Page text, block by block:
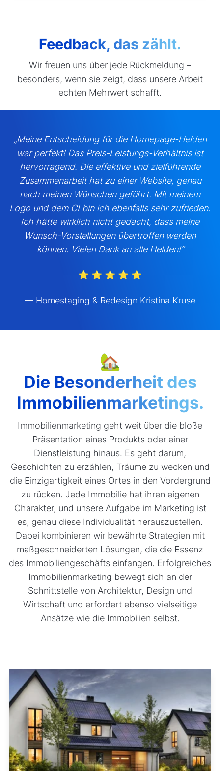
Feedback, das zählt.
Wir freuen uns über jede Rückmeldung –
besonders, wenn sie zeigt, dass unsere Arbeit
echten Mehrwert schafft.
„Meine Entscheidung für die Homepage-Helden
war perfekt! Das Preis-Leistungs-Verhältnis ist
hervorragend. Die effektive und zielführende
Zusammenarbeit hat zu einer Website, genau
nach meinen Wünschen geführt. Mit meinem
Logo und dem CI bin ich ebenfalls sehr zufrieden.
Ich hätte wirklich nicht gedacht, dass meine
Wunsch-Vorstellungen übertroffen werden
können. Vielen Dank an alle Helden!“
⭐ ⭐ ⭐ ⭐ ⭐
— Homestaging & Redesign Kristina Kruse
🏡
Die Besonderheit des
Immobilienmarketings.
Immobilienmarketing geht weit über die bloße
Präsentation eines Produkts oder einer
Dienstleistung hinaus. Es geht darum,
Geschichten zu erzählen, Träume zu wecken und
die Einzigartigkeit eines Ortes in den Vordergrund
zu rücken. Jede Immobilie hat ihren eigenen
Charakter, und unsere Aufgabe im Marketing ist
es, genau diese Individualität herauszustellen.
Dabei kombinieren wir bewährte Strategien mit
maßgeschneiderten Lösungen, die die Essenz
des Immobiliengeschäfts einfangen. Erfolgreiches
Immobilienmarketing bewegt sich an der
Schnittstelle von Architektur, Design und
Wirtschaft und erfordert ebenso vielseitige
Ansätze wie die Immobilien selbst.